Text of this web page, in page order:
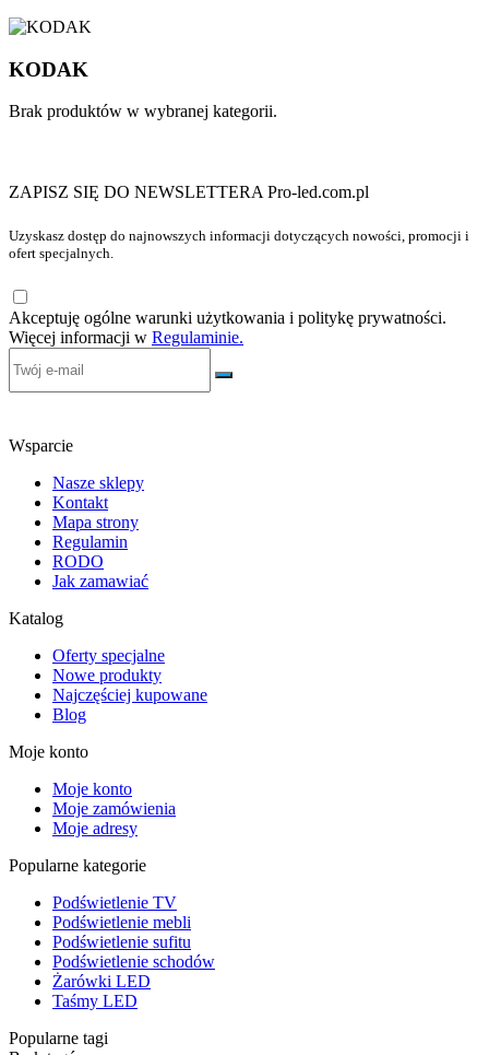
KODAK
Brak produktów w wybranej kategorii.
ZAPISZ SIĘ DO NEWSLETTERA Pro-led.com.pl
Uzyskasz dostęp do najnowszych informacji dotyczących nowości, promocji i
ofert specjalnych.
Akceptuję ogólne warunki użytkowania i politykę prywatności.
Więcej informacji w Regulaminie.
Wsparcie
Nasze sklepy
Kontakt
Mapa strony
Regulamin
RODO
Jak zamawiać
Katalog
Oferty specjalne
Nowe produkty
Najczęściej kupowane
Blog
Moje konto
Moje konto
Moje zamówienia
Moje adresy
Popularne kategorie
Podświetlenie TV
Podświetlenie mebli
Podświetlenie sufitu
Podświetlenie schodów
Żarówki LED
Taśmy LED
Popularne tagi